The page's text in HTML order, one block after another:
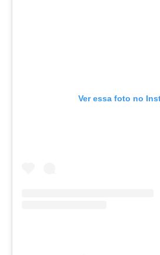
Ver essa foto no